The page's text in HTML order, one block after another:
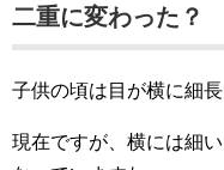
二重に変わった？
子供の頃は目が横に細
現在ですが、横には細